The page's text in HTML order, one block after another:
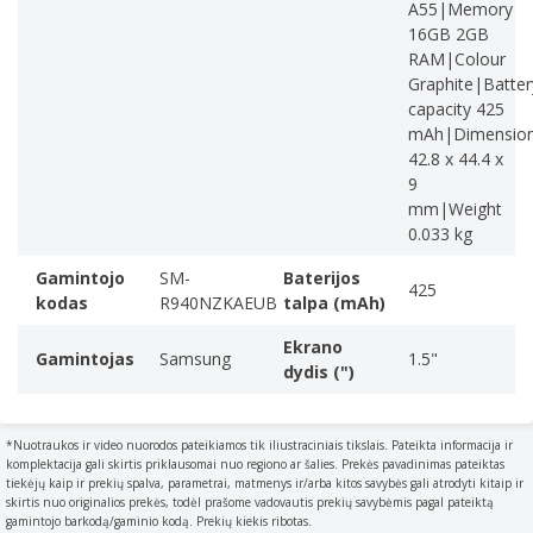
Apyrankės spalva
The colour of the band
Apsaugos ypatybės
water resistant
Atsparus vandeniui
Tarptautinės apsaugos (IP) kodas
The IP code classifies and rates the degree of
A55|Memory
16GB 2GB
RAM|Colour
capacity 425
42.8 x 44.4 x
9
mm|Weight
0.033 kg
Gamintojo
kodas
SM-
R940NZKAEUB
Baterijos
talpa (mAh)
425
Gamintojas Samsung
Ekrano
dydis (")
1.5"
*Nuotraukos ir video nuorodos pateikiamos tik iliustraciniais tikslais. Pateikta informacija ir
komplektacija gali skirtis priklausomai nuo regiono ar šalies. Prekės pavadinimas pateiktas
tiekėjų kaip ir prekių spalva, parametrai, matmenys ir/arba kitos savybės gali atrodyti kitaip ir
skirtis nuo originalios prekės, todėl prašome vadovautis prekių savybėmis pagal pateiktą
gamintojo barkodą/gaminio kodą. Prekių kiekis ribotas.